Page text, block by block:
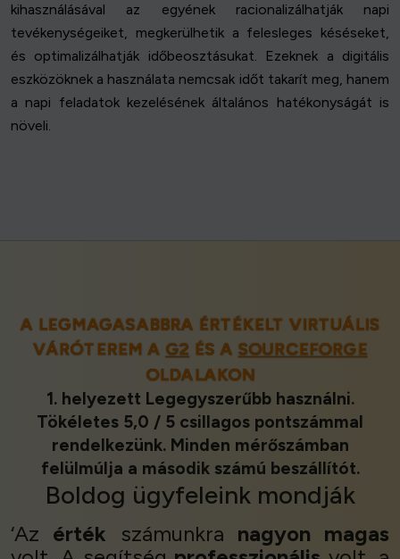
kihasználásával az egyének racionalizálhatják napi
tevékenységeiket, megkerülhetik a felesleges késéseket,
és optimalizálhatják időbeosztásukat. Ezeknek a digitális
eszközöknek a használata nemcsak időt takarít meg, hanem
a napi feladatok kezelésének általános hatékonyságát is
növeli.
A LEGMAGASABBRA ÉRTÉKELT VIRTUÁLIS
VÁRÓTEREM A G2 ÉS A SOURCEFORGE
OLDALAKON
1. helyezett Legegyszerűbb használni.
Tökéletes 5,0 / 5 csillagos pontszámmal
rendelkezünk. Minden mérőszámban
felülmúlja a második számú beszállítót.
Boldog ügyfeleink mondják
‘Az érték számunkra nagyon magas